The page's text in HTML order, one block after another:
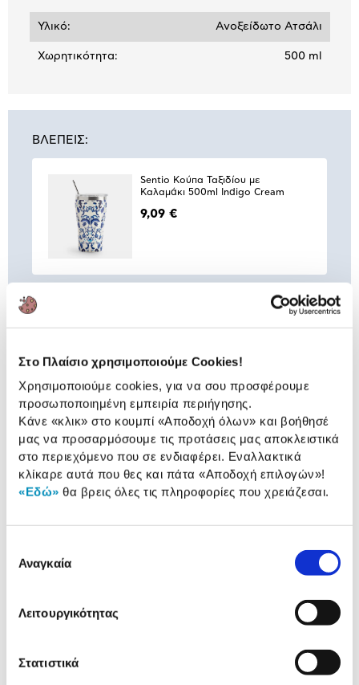
Στο Πλαίσιο χρησιμοποιούμε Cookies!
Χρησιμοποιούμε cookies, για να σου προσφέρουμε
προσωποποιημένη εμπειρία περιήγησης.
Κάνε «κλικ» στο κουμπί «Αποδοχή όλων» και βοήθησέ
μας να προσαρμόσουμε τις προτάσεις μας αποκλειστικά
στο περιεχόμενο που σε ενδιαφέρει. Εναλλακτικά
κλίκαρε αυτά που θες και πάτα «Αποδοχή επιλογών»!
«Εδώ» θα βρεις όλες τις πληροφορίες που χρειάζεσαι.
συγκατάθεσης
Αναγκαία
Λειτουργικότητας
Στατιστικά
Υλικό: Ανοξείδωτο Ατσάλι
Χωρητικότητα: 500 ml
ΒΛΕΠΕΙΣ:
Sentio Κούπα Ταξιδίου με
Καλαμάκι 500ml Indigo Cream
9,09 €
Συνδύασέ
Καλαμάκι 900ml Indigo Cream
11,89 €
Προσθήκη
Sentio Τσάντα Φαγητού Indigo
Cream
8,99 €
Προσθήκη
Αναλυτική
Αναλυτική παρουσίαση
Προδιαγραφές